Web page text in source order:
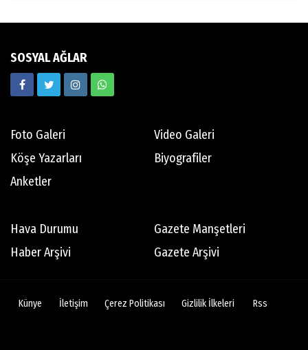
SOSYAL AĞLAR
Foto Galeri
Video Galeri
Köşe Yazarları
Biyografiler
Anketler
Hava Durumu
Gazete Manşetleri
Haber Arşivi
Gazete Arşivi
Künye İletişim Çerez Politikası Gizlilik İlkeleri Rss